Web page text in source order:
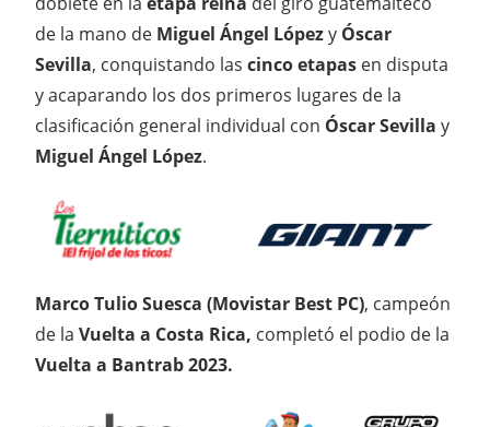
de la mano de Miguel Ángel Lópezy Óscar
Sevilla, conquistando las cinco etapas en disputa
y acaparando los dos primeros lugares de la
clasificación general individual con Óscar Sevilla y
Miguel Ángel López.
Marco Tulio Suesca (Movistar Best PC), campeón
de la Vuelta a Costa Rica, completó el podio de la
Vuelta a Bantrab 2023.